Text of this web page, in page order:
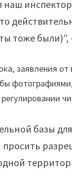
наш
тоже были)”,
заявления
базы